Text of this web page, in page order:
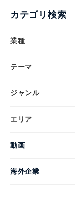
カテゴリ検索
業種
テーマ
ジャンル
エリア
動画
海外企業